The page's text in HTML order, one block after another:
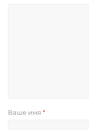
Ваше имя *